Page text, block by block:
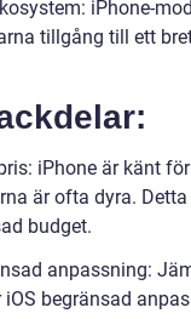
iPhone-
tillgång till ett
iPhone är känt
är ofta dyra.
budget.
anpassning:
iOS begränsad